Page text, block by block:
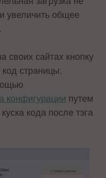
увеличить общее
своих сайтах кнопку
страницы.
конфигурации путем
кода после тэга